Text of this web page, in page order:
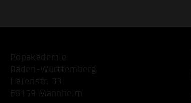
Popakademie
Baden-Württemberg
Hafenstr. 33
68159 Mannheim